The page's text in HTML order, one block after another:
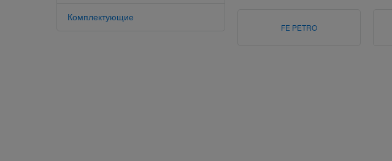
Комплектующие
FE PETRO